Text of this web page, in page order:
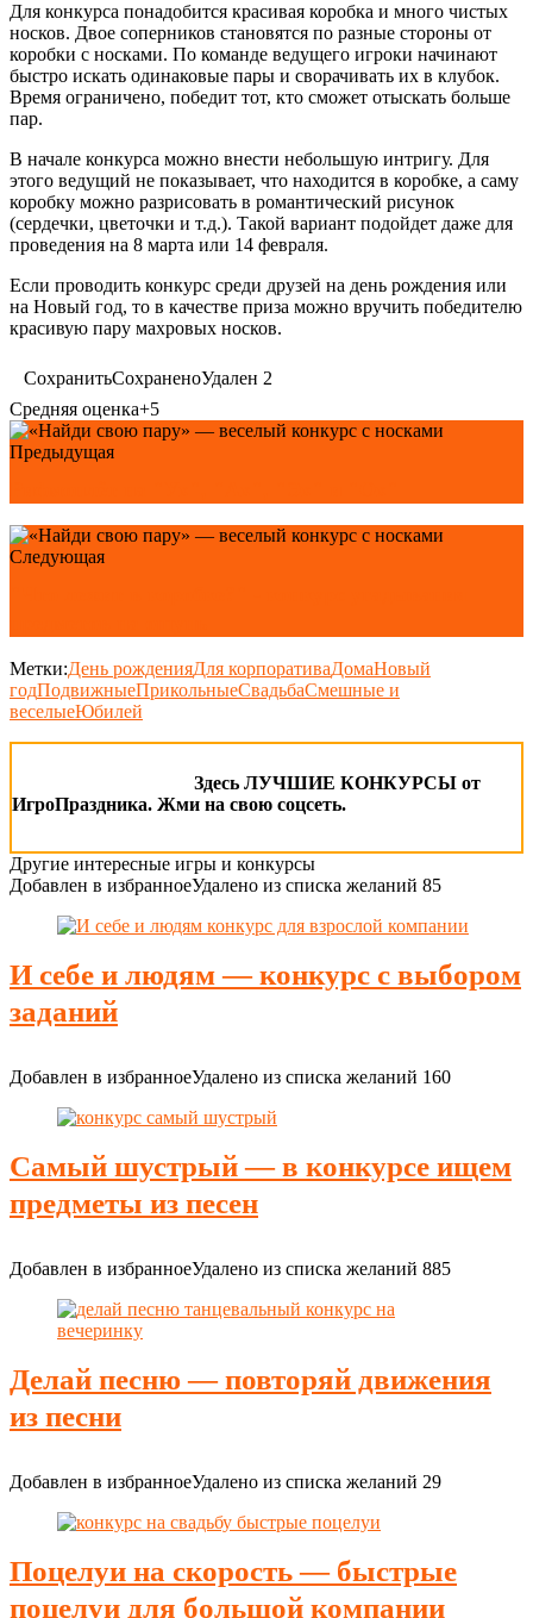
Для конкурса понадобится красивая коробка и много чистых
носков. Двое соперников становятся по разные стороны от
коробки с носками. По команде ведущего игроки начинают
быстро искать одинаковые пары и сворачивать их в клубок.
Время ограничено, победит тот, кто сможет отыскать больше
пар.
В начале конкурса можно внести небольшую интригу. Для
этого ведущий не показывает, что находится в коробке, а саму
коробку можно разрисовать в романтический рисунок
(сердечки, цветочки и т.д.). Такой вариант подойдет даже для
проведения на 8 марта или 14 февраля.
Если проводить конкурс среди друзей на день рождения или
на Новый год, то в качестве приза можно вручить победителю
красивую пару махровых носков.
СохранитьСохраненоУдален 2
Средняя оценка+5
Предыдущая
Следующая
Метки:День рожденияДля корпоративаДомаНовый
годПодвижныеПрикольныеСвадьбаСмешные и
веселыеЮбилей
Здесь ЛУЧШИЕ КОНКУРСЫ от
ИгроПраздника. Жми на свою соцсеть.
Другие интересные игры и конкурсы
Добавлен в избранноеУдалено из списка желаний 85
И себе и людям — конкурс с выбором
заданий
Добавлен в избранноеУдалено из списка желаний 160
Самый шустрый — в конкурсе ищем
предметы из песен
Добавлен в избранноеУдалено из списка желаний 885
Делай песню — повторяй движения
из песни
Добавлен в избранноеУдалено из списка желаний 29
Поцелуи на скорость — быстрые
поцелуи для большой компании